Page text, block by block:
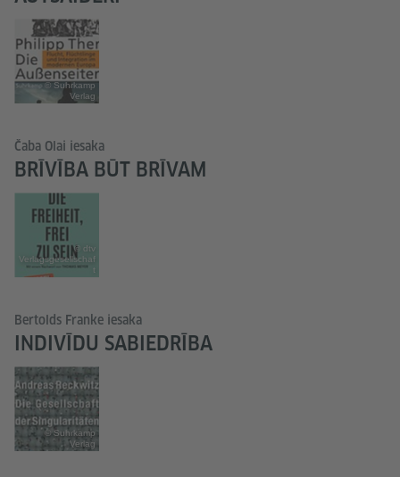
© Suhrkamp
Verlag
Čaba Olai iesaka
BRĪVĪBA BŪT BRĪVAM
© dtv
Verlagsgesellschaf
t
Bertolds Franke iesaka
INDIVĪDU SABIEDRĪBA
© Suhrkamp
Verlag